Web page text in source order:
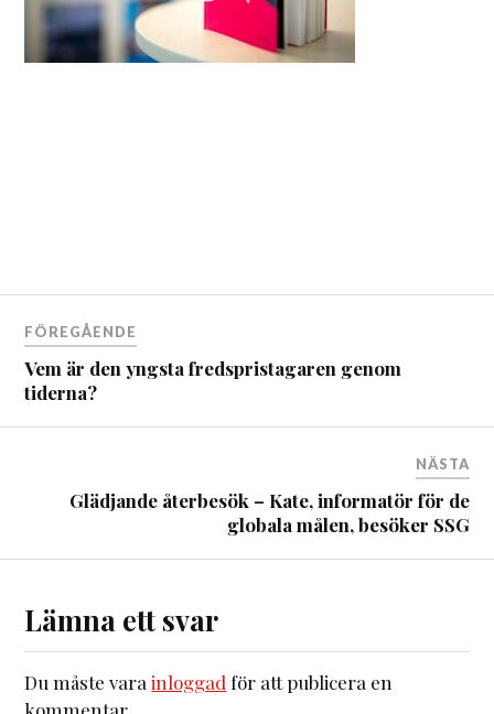
FÖREGÅENDE
Vem är den yngsta fredspristagaren genom
tiderna?
NÄSTA
Glädjande återbesök – Kate, informatör för de
globala målen, besöker SSG
Lämna ett svar
Du måste varainloggad för att publicera en